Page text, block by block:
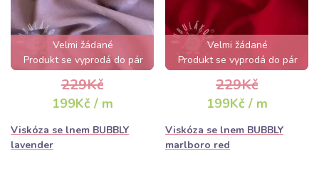
Velmi žádané
Produkt se vyprodá do pár
hodin
229Kč
199Kč / m
Viskóza se lnem BUBBLY
lavender
Velmi žádané
Produkt se vyprodá do pár
hodin
229Kč
199Kč / m
Viskóza se lnem BUBBLY
marlboro red